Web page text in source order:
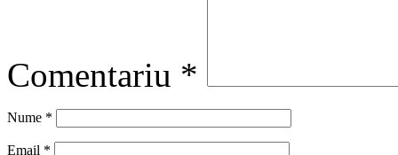
Comentariu *
Nume *
Email *